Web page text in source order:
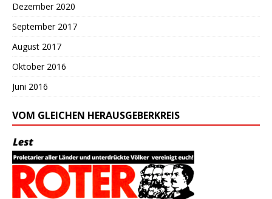
Dezember 2020
September 2017
August 2017
Oktober 2016
Juni 2016
VOM GLEICHEN HERAUSGEBERKREIS